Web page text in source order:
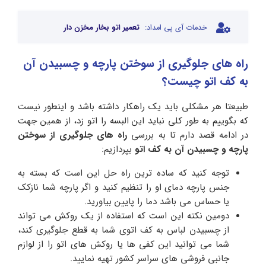
خدمات آی پی امداد: تعمیر اتو بخار مخزن دار
راه های جلوگیری از سوختن پارچه و چسبیدن آن
به کف اتو چیست؟
طبیعتا هر مشکلی باید یک راهکار داشته باشد و اینطور نیست
که بگوییم به طور کلی نباید این البسه را اتو زد، از همین جهت
در ادامه قصد دارم تا به بررسی راه های جلوگیری از سوختن
پارچه و چسبیدن آن به کف اتو بپردازیم:
توجه کنید که ساده ترین راه حل این است که بسته به
جنس پارچه دمای او را تنظیم کنید و اگر پارچه شما نازکک
یا حساس می باشد دما را پایین بیاورید.
دومین نکته این است که استفاده از یک روکش می تواند
از چسبیدن لباس به کف اتوی شما به قطع جلوگیری کند،
شما می توانید این کفی ها یا روکش های اتو را از لوازم
جانبی فروشی های سراسر کشور تهیه نمایید.